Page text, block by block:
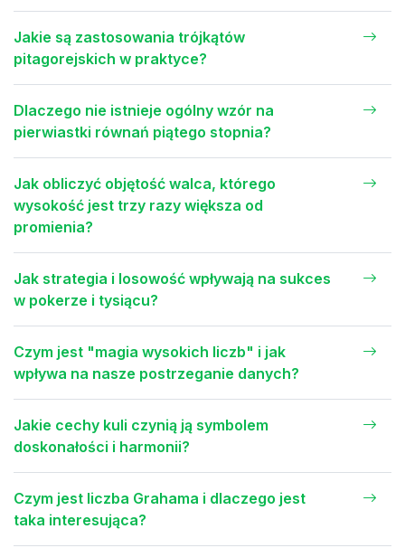
Jakie są zastosowania trójkątów
pitagorejskich w praktyce?
Dlaczego nie istnieje ogólny wzór na
pierwiastki równań piątego stopnia?
Jak obliczyć objętość walca, którego
wysokość jest trzy razy większa od
promienia?
Jak strategia i losowość wpływają na sukces
w pokerze i tysiącu?
Czym jest "magia wysokich liczb" i jak
wpływa na nasze postrzeganie danych?
Jakie cechy kuli czynią ją symbolem
doskonałości i harmonii?
Czym jest liczba Grahama i dlaczego jest
taka interesująca?